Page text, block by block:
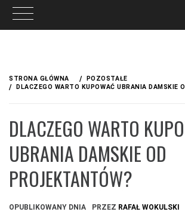
treściSTRONA GŁÓWNA
POZOSTAŁE
DLACZEGO WARTO KUPOWAĆ UBRANIA DAMSKIE
DLACZEGO WARTO
UBRANIA DAMSKIE OD
PROJEKTANTÓW?
OPUBLIKOWANY DNIA PRZEZ RAFAŁ WOKULSKI